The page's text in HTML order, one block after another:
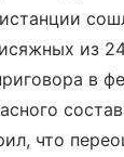
из
в
что